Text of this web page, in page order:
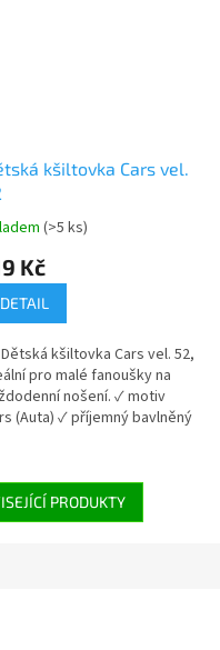
kšiltovka Cars vel.
(>5 ks)
Kč
DETAIL
kšiltovka Cars vel. 52,
pro malé fanoušky na
nošení. ✓ motiv
(Auta) ✓ příjemný bavlněný
Cars
PRODUKTY